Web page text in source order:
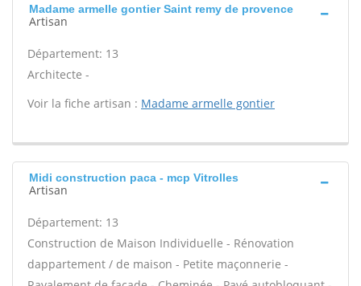
Madame armelle gontier Saint remy de provence
Artisan
Département: 13
Architecte -
Voir la fiche artisan : Madame armelle gontier
Midi construction paca - mcp Vitrolles
Artisan
Département: 13
Construction de Maison Individuelle - Rénovation
dappartement / de maison - Petite maçonnerie -